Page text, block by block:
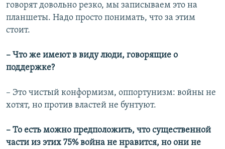
говорят довольно резко, мы записываем это на
планшеты. Надо просто понимать, что за этим
стоит.
– Что же имеют в виду люди, говорящие о
поддержке?
– Это чистый конформизм, оппортунизм: войны не
хотят, но против властей не бунтуют.
– То есть можно предположить, что существенной
части из этих 75% война не нравится, но они не